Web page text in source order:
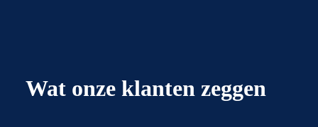
Wat onze klanten zeggen